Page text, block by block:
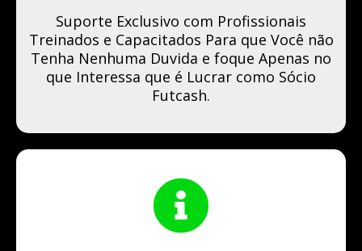
Suporte Exclusivo com Profissionais
Treinados e Capacitados Para que Você não
Tenha Nenhuma Duvida e foque Apenas no
que Interessa que é Lucrar como Sócio
Futcash.